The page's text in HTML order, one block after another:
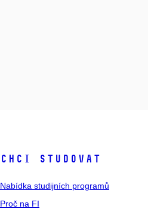
CHCI STUDOVAT
Nabídka studijních programů
Proč na FI